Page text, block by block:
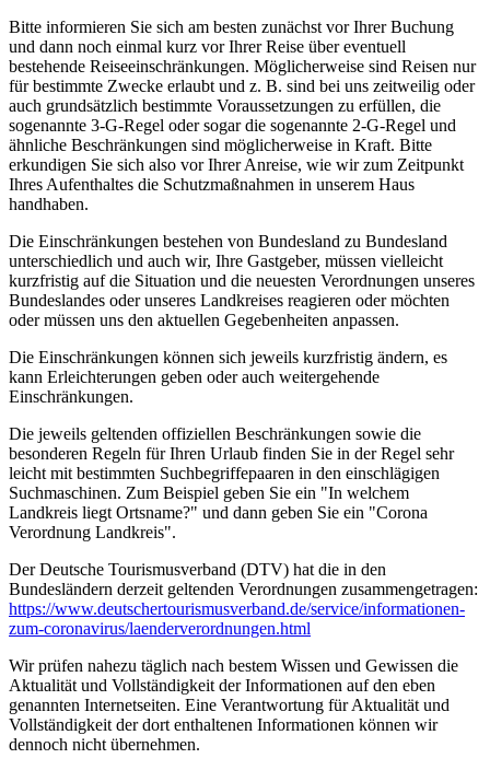
Bitte informieren Sie sich am besten zunächst vor Ihrer Buchung
und dann noch einmal kurz vor Ihrer Reise über eventuell
bestehende Reiseeinschränkungen. Möglicherweise sind Reisen nur
für bestimmte Zwecke erlaubt und z. B. sind bei uns zeitweilig oder
auch grundsätzlich bestimmte Voraussetzungen zu erfüllen, die
sogenannte 3-G-Regel oder sogar die sogenannte 2-G-Regel und
ähnliche Beschränkungen sind möglicherweise in Kraft. Bitte
erkundigen Sie sich also vor Ihrer Anreise, wie wir zum Zeitpunkt
Ihres Aufenthaltes die Schutzmaßnahmen in unserem Haus
handhaben.
Die Einschränkungen bestehen von Bundesland zu Bundesland
unterschiedlich und auch wir, Ihre Gastgeber, müssen vielleicht
kurzfristig auf die Situation und die neuesten Verordnungen unseres
Bundeslandes oder unseres Landkreises reagieren oder möchten
oder müssen uns den aktuellen Gegebenheiten anpassen.
Die Einschränkungen können sich jeweils kurzfristig ändern, es
kann Erleichterungen geben oder auch weitergehende
Einschränkungen.
Die jeweils geltenden offiziellen Beschränkungen sowie die
besonderen Regeln für Ihren Urlaub finden Sie in der Regel sehr
leicht mit bestimmten Suchbegriffepaaren in den einschlägigen
Suchmaschinen. Zum Beispiel geben Sie ein "In welchem
Landkreis liegt Ortsname?" und dann geben Sie ein "Corona
Verordnung Landkreis".
Der Deutsche Tourismusverband (DTV) hat die in den
Bundesländern derzeit geltenden Verordnungen zusammengetragen:
https://www.deutscher­tourismusverband.de/­service/­informationen-
zum-coronavirus/­laenderverordnungen.html
Wir prüfen nahezu täglich nach bestem Wissen und Gewissen die
Aktualität und Vollständigkeit der Informationen auf den eben
genannten Internetseiten. Eine Verantwortung für Aktualität und
Vollständigkeit der dort enthaltenen Informationen können wir
dennoch nicht übernehmen.